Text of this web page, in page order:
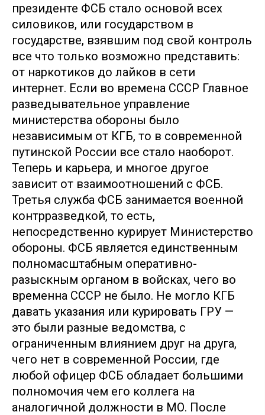
президенте ФСБ стало основой всех
силовиков, или государством в
государстве, взявшим под свой контроль
все что только возможно представить:
от наркотиков до лайков в сети
интернет. Если во времена СССР Главное
разведывательное управление
министерства обороны было
независимым от КГБ, то в современной
путинской России все стало наоборот.
Теперь и карьера, и многое другое
зависит от взаимоотношений с ФСБ.
Третья служба ФСБ занимается военной
контрразведкой, то есть,
непосредственно курирует Министерство
обороны. ФСБ является единственным
полномасштабным оперативно-
разыскным органом в войсках, чего во
временна СССР не было. Не могло КГБ
давать указания или курировать ГРУ —
это были разные ведомства, с
ограниченным влиянием друг на друга,
чего нет в современной России, где
любой офицер ФСБ обладает большими
полномочия чем его коллега на
аналогичной должности в МО. После